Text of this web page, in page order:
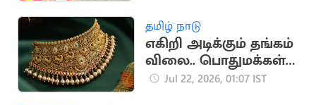
தமிழ் நாடு
எகிறி அடிக்கும் தங்கம்
விலை.. பொதுமக்கள்
அதிர்ச்சி
Jul 22, 2026, 01:07 IST